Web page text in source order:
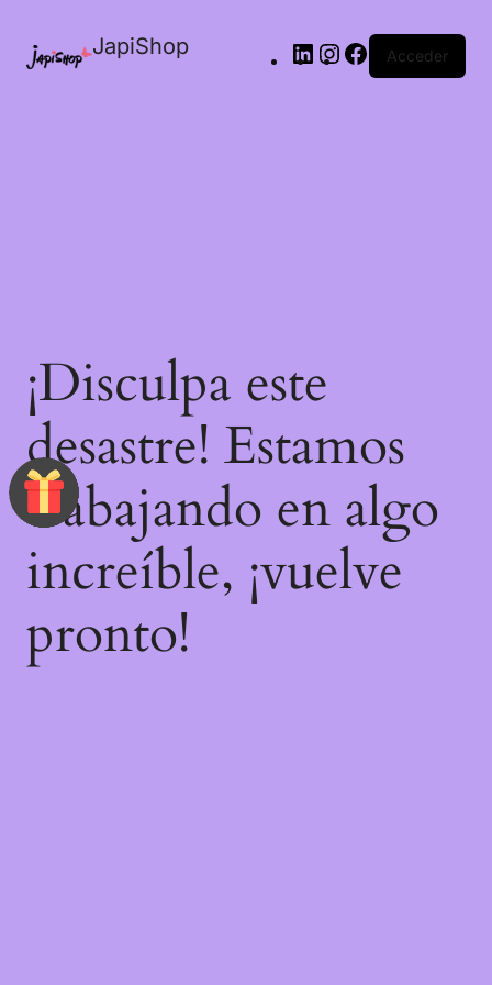
JapiShop Acceder
¡Disculpa este
desastre! Estamos
trabajando en algo
increíble, ¡vuelve
pronto!